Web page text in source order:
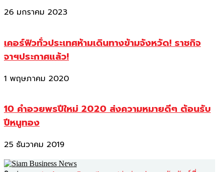
26 มกราคม 2023
เคอร์ฟิวทั่วประเทศห้ามเดินทางข้ามจังหวัด! ราชกิจ
จาฯประกาศแล้ว!
1 พฤษภาคม 2020
10 คำอวยพรปีใหม่ 2020 ส่งความหมายดีๆ ต้อนรับ
ปีหนูทอง
25 ธันวาคม 2019